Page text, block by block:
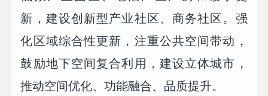
新，建设创新型产业社区、商务社区。强
化区域综合性更新，注重公共空间带动，
鼓励地下空间复合利用，建设立体城市，
推动空间优化、功能融合、品质提升。